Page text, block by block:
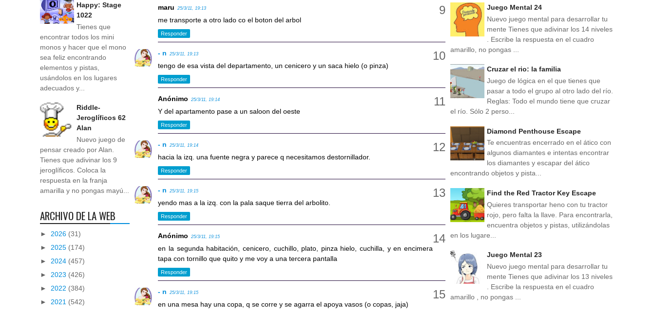
maru 25/3/11, 19:13
me transporte a otro lado co el boton del arbol
Responder
- n 25/3/11, 19:13
tengo de esa vista del departamento, un cenicero y un saca hielo (o pinza)
Responder
Anónimo 25/3/11, 19:14
Y del apartamento pase a un saloon del oeste
Responder
- n 25/3/11, 19:14
hacia la izq. una fuente negra y parece q necesitamos destornillador.
Responder
- n 25/3/11, 19:15
yendo mas a la izq. con la pala saque tierra del arbolito.
Responder
Anónimo 25/3/11, 19:15
en la segunda habitación, cenicero, cuchillo, plato, pinza hielo, cuchilla, y en encimera
tapa con tornillo que quito y me voy a una tercera pantalla
Responder
- n 25/3/11, 19:15
en una mesa hay una copa, q se corre y se agarra el apoya vasos (o copas, jaja)
Happy: Stage
1022
Tienes que
encontrar todos los mini
monos y hacer que el mono
sea feliz encontrando
elementos y pistas,
usándolos en los lugares
adecuados y...
Riddle-
Jeroglíficos 62
Alan
Nuevo juego de
pensar creado por Alan.
Tienes que adivinar los 9
jeroglíficos. Coloca la
respuesta en la franja
amarilla y no pongas mayú...
ARCHIVO DE LA WEB
► 2026 (31)
► 2025 (174)
► 2024 (457)
► 2023 (426)
► 2022 (384)
► 2021 (542)
Juego Mental 24
Nuevo juego mental para desarrollar tu
mente Tienes que adivinar los 14 niveles
. Escribe la respuesta en el cuadro
amarillo, no pongas ...
Cruzar el rio: la familia
Juego de lógica en el que tienes que
pasar a todo el grupo al otro lado del río.
Reglas: Todo el mundo tiene que cruzar
el río. Sólo 2 perso...
Diamond Penthouse Escape
Te encuentras encerrado en el ático con
algunos diamantes e intentas encontrar
los diamantes y escapar del ático
encontrando objetos y pista...
Find the Red Tractor Key Escape
Quieres transportar heno con tu tractor
rojo, pero falta la llave. Para encontrarla,
encuentra objetos y pistas, utilizándolas
en los lugare...
Juego Mental 23
Nuevo juego mental para desarrollar tu
mente Tienes que adivinar los 13 niveles
. Escribe la respuesta en el cuadro
amarillo , no pongas ...